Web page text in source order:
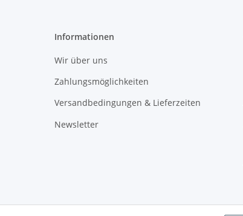
Informationen
Wir über uns
Zahlungsmöglichkeiten
Versandbedingungen & Lieferzeiten
Newsletter